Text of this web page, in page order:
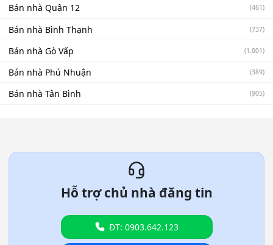
Bán nhà Quận 12 (461)
Bán nhà Bình Thạnh (737)
Bán nhà Gò Vấp (1.001)
Bán nhà Phú Nhuận (389)
Bán nhà Tân Bình (905)
Hỗ trợ chủ nhà đăng tin
ĐT: 0903.642.123